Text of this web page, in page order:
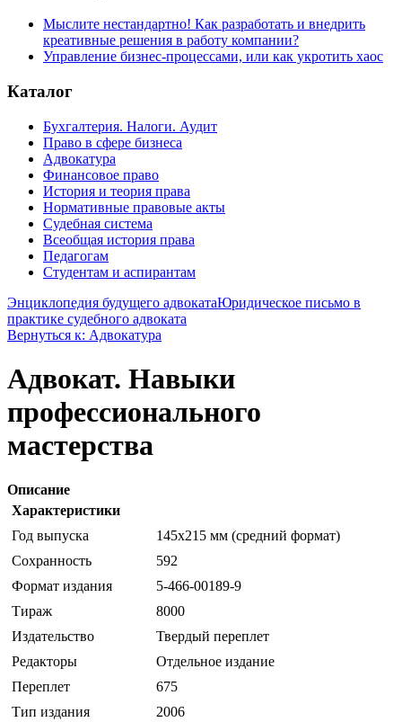
Мыслите нестандартно! Как разработать и внедрить
креативные решения в работу компании?
Управление бизнес-процессами, или как укротить хаос
Каталог
Бухгалтерия. Налоги. Аудит
Право в сфере бизнеса
Адвокатура
Финансовое право
История и теория права
Нормативные правовые акты
Судебная система
Всеобщая история права
Педагогам
Студентам и аспирантам
Энциклопедия будущего адвокатаЮридическое письмо в
практике судебного адвоката
Вернуться к: Адвокатура
Адвокат. Навыки
профессионального
мастерства
Описание
Характеристики
Год выпуска
145х215 мм (средний формат)
Сохранность
592
Формат издания
5-466-00189-9
Тираж
8000
Издательство
Твердый переплет
Редакторы
Отдельное издание
Переплет
675
Тип издания
2006